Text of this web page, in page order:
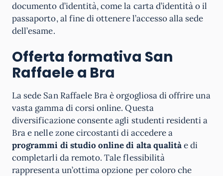
documento d’identità, come la carta d’identità o il
passaporto, al fine di ottenere l’accesso alla sede
dell’esame.
Offerta formativa San
Raffaele a Bra
La sede San Raffaele Bra è orgogliosa di offrire una
vasta gamma di corsi online. Questa
diversificazione consente agli studenti residenti a
Bra e nelle zone circostanti di accedere a
programmi di studio online di alta qualitàe di
completarli da remoto. Tale flessibilità
rappresenta un’ottima opzione per coloro che